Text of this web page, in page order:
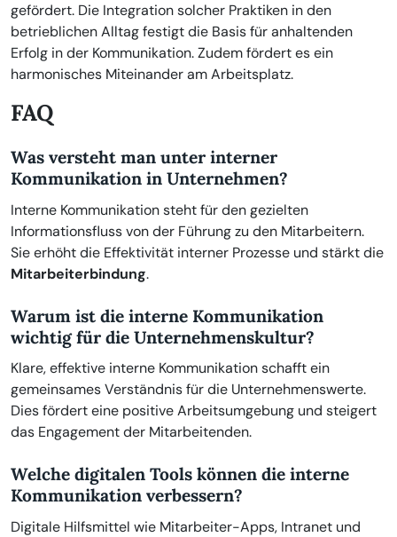
gefördert. Die Integration solcher Praktiken in den
betrieblichen Alltag festigt die Basis für anhaltenden
Erfolg in der Kommunikation. Zudem fördert es ein
harmonisches Miteinander am Arbeitsplatz.
FAQ
Was versteht man unter interner
Kommunikation in Unternehmen?
Interne Kommunikation steht für den gezielten
Informationsfluss von der Führung zu den Mitarbeitern.
Sie erhöht die Effektivität interner Prozesse und stärkt die
Mitarbeiterbindung.
Warum ist die interne Kommunikation
wichtig für die Unternehmenskultur?
Klare, effektive interne Kommunikation schafft ein
gemeinsames Verständnis für die Unternehmenswerte.
Dies fördert eine positive Arbeitsumgebung und steigert
das Engagement der Mitarbeitenden.
Welche digitalen Tools können die interne
Kommunikation verbessern?
Digitale Hilfsmittel wie Mitarbeiter-Apps, Intranet und